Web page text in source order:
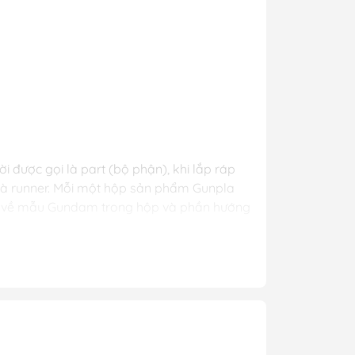
cọ)
Hobby
được gọi là part (bộ phận), khi lắp ráp
runner. Mỗi một hộp sản phẩm Gunpla